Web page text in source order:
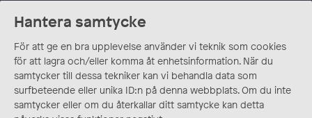
Hantera samtycke
För att ge en bra upplevelse använder vi teknik som cookies
för att lagra och/eller komma åt enhetsinformation. När du
samtycker till dessa tekniker kan vi behandla data som
surfbeteende eller unika ID:n på denna webbplats. Om du inte
samtycker eller om du återkallar ditt samtycke kan detta